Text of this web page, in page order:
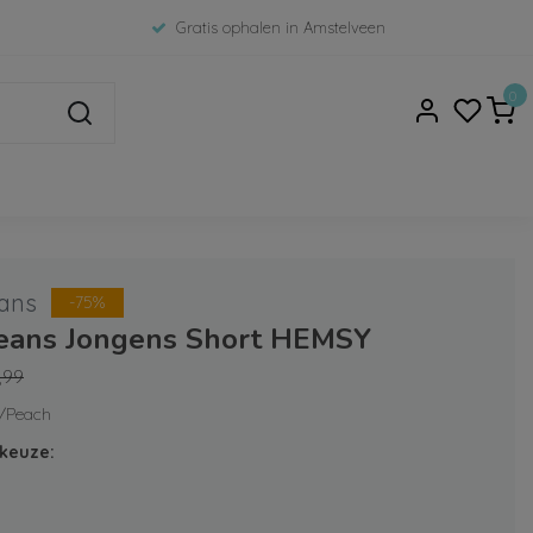
Gratis ophalen in Amstelveen
0
-75%
Jongens Short HEMSY
Peach